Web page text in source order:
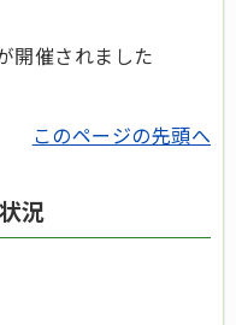
開催されました
このページの先頭へ
況